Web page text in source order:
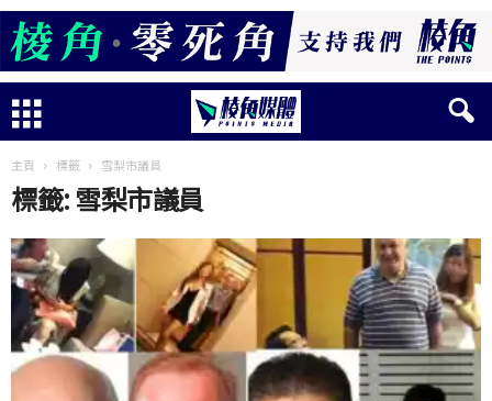
主頁 標籤 雪梨市議員
標籤: 雪梨市議員